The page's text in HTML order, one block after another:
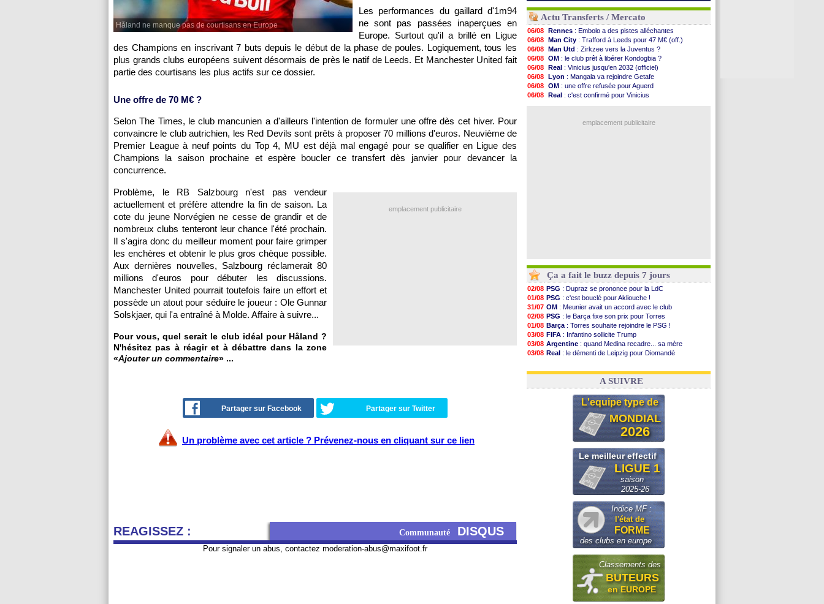
Håland ne manque pas de courtisans en Europe
Les performances du gaillard d'1m94
ne sont pas passées inaperçues en
Europe. Surtout qu'il a brillé en Ligue
des Champions en inscrivant 7 buts depuis le début de la phase de poules. Logiquement, tous les
plus grands clubs européens suivent désormais de près le natif de Leeds. Et Manchester United fait
partie des courtisans les plus actifs sur ce dossier.
Une offre de 70 M€ ?
Selon The Times, le club mancunien a d'ailleurs l'intention de formuler une offre dès cet hiver. Pour
convaincre le club autrichien, les Red Devils sont prêts à proposer 70 millions d'euros. Neuvième de
Premier League à neuf points du Top 4, MU est déjà mal engagé pour se qualifier en Ligue des
Champions la saison prochaine et espère boucler ce transfert dès janvier pour devancer la
concurrence.
emplacement publicitaire
Problème, le RB Salzbourg n'est pas vendeur
actuellement et préfère attendre la fin de saison. La
cote du jeune Norvégien ne cesse de grandir et de
nombreux clubs tenteront leur chance l'été prochain.
Il s'agira donc du meilleur moment pour faire grimper
les enchères et obtenir le plus gros chèque possible.
Aux dernières nouvelles, Salzbourg réclamerait 80
millions d'euros pour débuter les discussions.
Manchester United pourrait toutefois faire un effort et
possède un atout pour séduire le joueur : Ole Gunnar
Solskjaer, qui l'a entraîné à Molde. Affaire à suivre...
Pour vous, quel serait le club idéal pour Håland ?
N'hésitez pas à réagir et à débattre dans la zone
«Ajouter un commentaire» ...
Partager sur Facebook Partager sur Twitter
Un problème avec cet article ? Prévenez-nous en cliquant sur ce lien
REAGISSEZ : Communauté DISQUS
Pour signaler un abus, contactez moderation-abus@maxifoot.fr
Actu Transferts / Mercato
06/08 Rennes : Embolo a des pistes alléchantes
06/08 Man City : Trafford à Leeds pour 47 M€ (off.)
06/08 Man Utd : Zirkzee vers la Juventus ?
06/08 OM : le club prêt à libérer Kondogbia ?
06/08 Real : Vinicius jusqu'en 2032 (officiel)
06/08 Lyon : Mangala va rejoindre Getafe
06/08 OM : une offre refusée pour Aguerd
06/08 Real : c'est confirmé pour Vinicius
: une offre pour Bulka
emplacement publicitaire
Ça a fait le buzz depuis 7 jours
02/08 PSG : Dupraz se prononce pour la LdC
01/08 PSG : c'est bouclé pour Akliouche !
31/07 OM : Meunier avait un accord avec le club
02/08 PSG : le Barça fixe son prix pour Torres
01/08 Barça : Torres souhaite rejoindre le PSG !
03/08 FIFA : Infantino sollicite Trump
03/08 Argentine : quand Medina recadre... sa mère
03/08 Real : le démenti de Leipzig pour Diomandé
31/07 FIFA: le conseiller d'Infantino démissionne !
A SUIVRE
L'equipe type de
MONDIAL
2026
Le meilleur effectif
LIGUE 1
saison
2025-26
Indice MF :
l'état de
FORME
des clubs en europe
Classements des
BUTEURS
en EUROPE